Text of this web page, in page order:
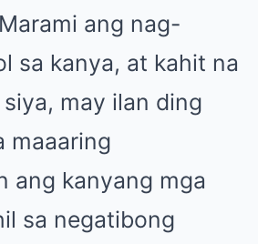
ang nag-
sa kanya, at kahit na
may ilan ding
maaaring
ang kanyang mga
sa negatibong